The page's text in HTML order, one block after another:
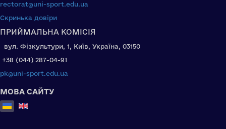
rectorat@uni-sport.edu.ua
Скринька довіри
ПРИЙМАЛЬНА КОМІСІЯ
вул. Фізкультури, 1, Київ, Україна, 03150
+38 (044) 287-04-91
pk@uni-sport.edu.ua
МОВА САЙТУ
Оберіть свою мову